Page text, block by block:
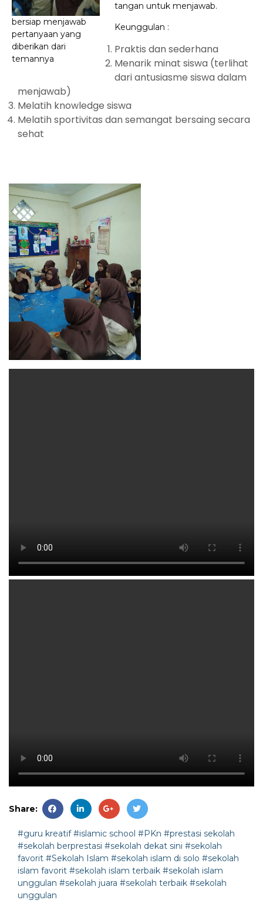
bersiap menjawab
pertanyaan yang
diberikan dari
temannya
tangan untuk menjawab.
Keunggulan :
Praktis dan sederhana
Menarik minat siswa (terlihat
dari antusiasme siswa dalam
menjawab)
Melatih knowledge siswa
Melatih sportivitas dan semangat bersaing secara
sehat
Share:
#guru kreatif #islamic school #PKn #prestasi sekolah
#sekolah berprestasi #sekolah dekat sini #sekolah
favorit #Sekolah Islam #sekolah islam di solo #sekolah
islam favorit #sekolah islam terbaik #sekolah islam
unggulan #sekolah juara #sekolah terbaik #sekolah
unggulan